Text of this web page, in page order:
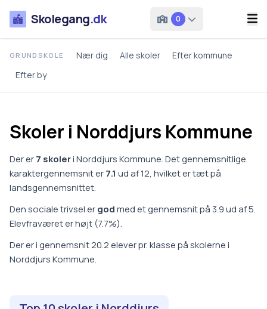
Skolegang.dk 0
GRUNDSKOLE Nær dig Alle skoler
Efter kommune
Efter by
Skoler i Norddjurs Kommune
Der er7 skoleriNorddjurs Kommune.Det gennemsnitlige
karaktergennemsnit er7.1 ud af 12, hvilket ertæt på
landsgennemsnittet.
Den sociale trivsel ergodmed et gennemsnit på 3.9ud af 5.
Elevfraværet erhøjt (7.7%).
Der er i gennemsnit20.2elever pr. klasse påskolerne i
Norddjurs Kommune.